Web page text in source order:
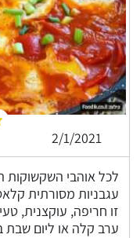
2/1/2021
לכל אוהבי השקשוקות
עגבניות מסורתית
זו חריפה, עוקצנית,
ערב קלה או ליום שבת